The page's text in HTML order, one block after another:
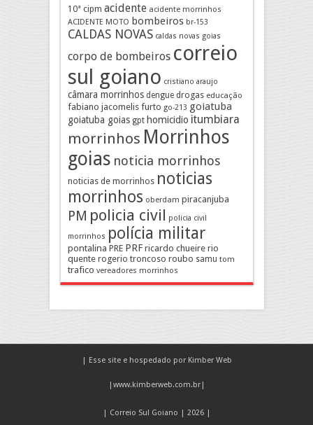
10ª cipm acidente acidente morrinhos
ACIDENTE MOTO bombeiros br-153
CALDAS NOVAS caldas novas goias
corpo de bombeiros correio
sul goiano cristiano araujo
câmara morrinhos dengue drogas educação
fabiano jacomelis furto go-213 goiatuba
goiatuba goias gpt homicidio itumbiara
morrinhos Morrinhos
goias noticia morrinhos
noticias de morrinhos noticias
morrinhos oberdam piracanjuba
PM policia civil policia civil
morrinhos polícia militar
pontalina PRE PRF ricardo chueire rio
quente rogerio troncoso roubo samu tom
trafico vereadores morrinhos
| Esse site e hospedado por Kimber Web
| www.kimberweb.com.br|
| Correio Sul Goiano | 2026 |